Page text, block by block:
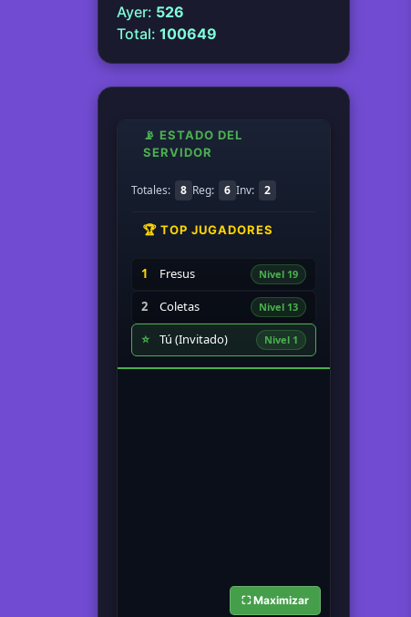
Ayer: 526
Total: 100649
📡 ESTADO DEL
SERVIDOR
Totales: 8 Reg: 6 Inv: 2
🏆 TOP JUGADORES
1 Fresus Nivel 19
2 Coletas Nivel 13
⭐ Tú (Invitado) Nivel 1
⛶ Maximizar